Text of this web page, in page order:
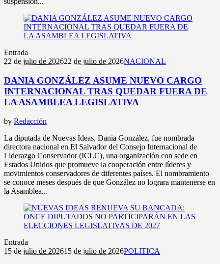
Entrada
22 de julio de 202622 de julio de 2026NACIONAL
DANIA GONZÁLEZ ASUME NUEVO CARGO
INTERNACIONAL TRAS QUEDAR FUERA DE
LA ASAMBLEA LEGISLATIVA
by Redacción
La diputada de Nuevas Ideas, Dania González, fue nombrada
directora nacional en El Salvador del Consejo Internacional de
Liderazgo Conservador (ICLC), una organización con sede en
Estados Unidos que promueve la cooperación entre líderes y
movimientos conservadores de diferentes países. El nombramiento
se conoce meses después de que González no lograra mantenerse en
la Asamblea...
Entrada
15 de julio de 202615 de julio de 2026POLITICA